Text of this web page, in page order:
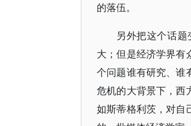
的落伍。
另外把这个话
大；但是经济学界
个问题谁有研究、谁
危机的大背景下，西
如斯蒂格利茨，对自